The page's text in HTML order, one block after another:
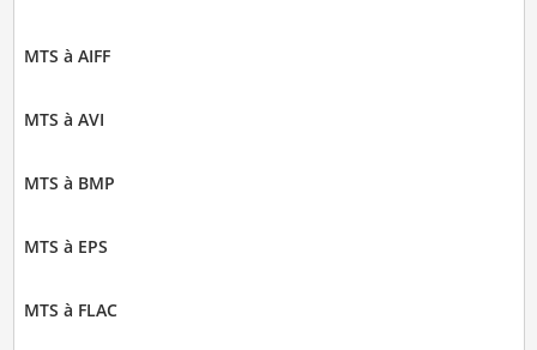
MTS à AIFF
MTS à AVI
MTS à BMP
MTS à EPS
MTS à FLAC